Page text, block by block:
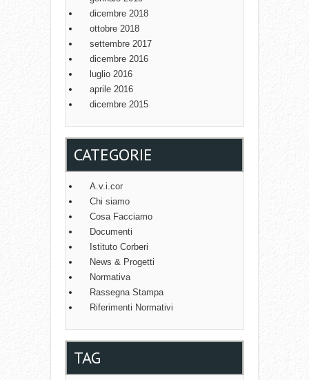
dicembre 2018
ottobre 2018
settembre 2017
dicembre 2016
luglio 2016
aprile 2016
dicembre 2015
CATEGORIE
A.v.i.cor
Chi siamo
Cosa Facciamo
Documenti
Istituto Corberi
News & Progetti
Normativa
Rassegna Stampa
Riferimenti Normativi
TAG